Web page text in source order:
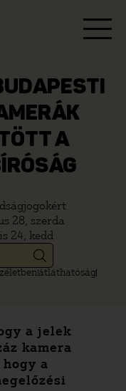
A
28, szerda
24, kedd
átláthatóság
a jelek
kamera
a